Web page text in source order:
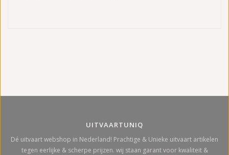
UITVAARTUNIQ
Dé uitvaart webshop in Nederland! Prachtige & Unieke uitvaart artikelen
tegen eerlijke & scherpe prijzen. wij staan garant voor kwaliteit &